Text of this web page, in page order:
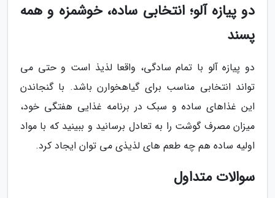
دو پیازه آلو؛ انتخابی ساده، خوشمزه و همه
پسند
دو پیازه آلو با تمام سادگی، واقعا لذیذ است و حتی می
تواند انتخابی مناسب برای گیاهخوارن باشد. با گنجاندن
این غذاهای ساده و سبک در برنامه غذایی هفتگی خود،
میزان مصرف گوشت را به تعادل برسانید و ببینید که با مواد
اولیه ساده هم چه طعم های لذیذی می توان ایجاد کرد.
سوالات متداول